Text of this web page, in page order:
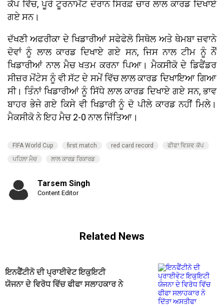
ਕੱਪ ਵਿੱਚ, ਪੂਰੇ ਟੂਰਨਾਮੈਂਟ ਦੌਰਾਨ ਸਿਰਫ਼ ਚਾਰ ਲਾਲ ਕਾਰਡ ਦਿਖਾਏ
ਗਏ ਸਨ।
ਦੱਖਣੀ ਅਫਰੀਕਾ ਦੇ ਖਿਡਾਰੀਆਂ ਸਫੇਫੇਲੋ ਸਿਥੋਲ ਅਤੇ ਥੇਮਬਾ ਜ਼ਵਾਨੇ
ਦੋਵਾਂ ਨੂੰ ਲਾਲ ਕਾਰਡ ਦਿਖਾਏ ਗਏ ਸਨ, ਜਿਸ ਨਾਲ ਟੀਮ ਨੂੰ ਨੌਂ
ਖਿਡਾਰੀਆਂ ਨਾਲ ਮੈਚ ਖਤਮ ਕਰਨਾ ਪਿਆ। ਮੈਕਸੀਕੋ ਦੇ ਡਿਫੈਂਡਰ
ਸੀਜ਼ਰ ਮੋਂਟੇਸ ਨੂੰ ਵੀ ਸੱਟ ਦੇ ਸਮੇਂ ਵਿੱਚ ਲਾਲ ਕਾਰਡ ਦਿਖਾਇਆ ਗਿਆ
ਸੀ। ਤਿੰਨਾਂ ਖਿਡਾਰੀਆਂ ਨੂੰ ਸਿੱਧੇ ਲਾਲ ਕਾਰਡ ਦਿਖਾਏ ਗਏ ਸਨ, ਭਾਵ
ਬਾਹਰ ਭੇਜੇ ਗਏ ਕਿਸੇ ਵੀ ਖਿਡਾਰੀ ਨੂੰ ਦੋ ਪੀਲੇ ਕਾਰਡ ਨਹੀਂ ਮਿਲੇ।
ਮੈਕਸੀਕੋ ਨੇ ਇਹ ਮੈਚ 2-0 ਨਾਲ ਜਿੱਤਿਆ।
FIFA World Cup first match red card record
ਫੀਫਾ ਵਿਸ਼ਵ ਕੱਪ
ਪਹਿਲਾ ਮੈਚ
ਲਾਲ ਕਾਰਡ ਰਿਕਾਰਡ
Tarsem Singh
Content Editor
Related News
ਇਨਫੈਂਟੀਨੋ ਦੀ ਪ੍ਰਾਈਵੇਟ ਇਕੁਇਟੀ
ਯੋਜਨਾ ਦੇ ਵਿਰੋਧ ਵਿੱਚ ਫੀਫਾ ਸਲਾਹਕਾਰ ਨੇ